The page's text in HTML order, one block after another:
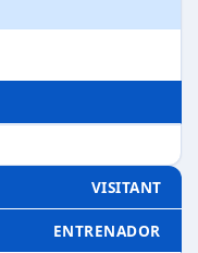
VISITANT
ENTRENADOR